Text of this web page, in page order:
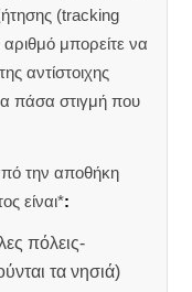
(tracking
μπορείτε να
αντίστοιχης
πάσα στιγμή που
την αποθήκη
είναι*:
πόλεις-
τα νησιά)